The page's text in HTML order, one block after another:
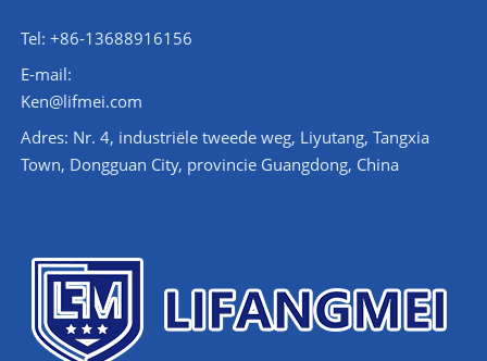
Tel: +86-13688916156
E-mail:
Ken@lifmei.com
Adres: Nr. 4, industriële tweede weg, Liyutang, Tangxia
Town, Dongguan City, provincie Guangdong, China